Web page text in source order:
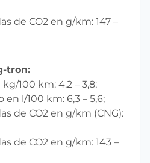
de CO2 en g/km: 147 –
tron:
100 km: 4,2 – 3,8;
l/100 km: 6,3 – 5,6;
de CO2 en g/km (CNG):
de CO2 en g/km: 143 –